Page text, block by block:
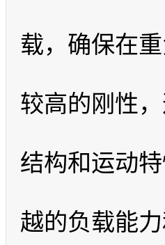
载，确保在
较高的刚性
结构和运动
越的负载能